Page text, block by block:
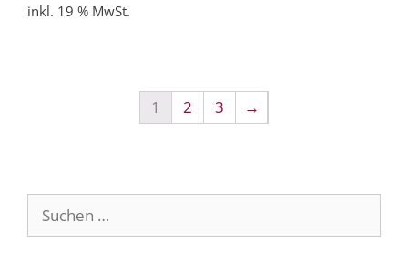
inkl. 19 % MwSt.
1 2 3 →
Suche
nach: